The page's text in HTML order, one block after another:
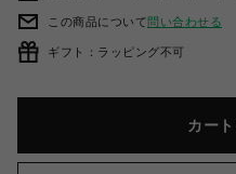
この商品について問い合わせる
ギフト：ラッピング不可
カー